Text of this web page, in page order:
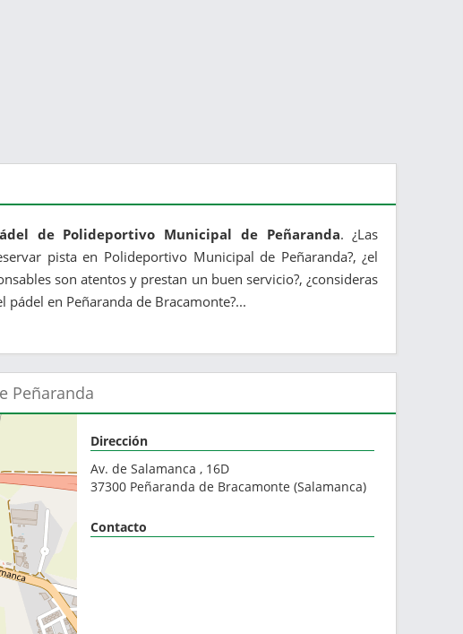
de Polideportivo Municipal de Peñaranda. ¿Las
pista en Polideportivo Municipal de Peñaranda?, ¿el
son atentos y prestan un buen servicio?, ¿consideras
en Peñaranda de Bracamonte?...
Peñaranda
Dirección
Av. de Salamanca , 16D
37300 Peñaranda de Bracamonte (Salamanca)
Contacto